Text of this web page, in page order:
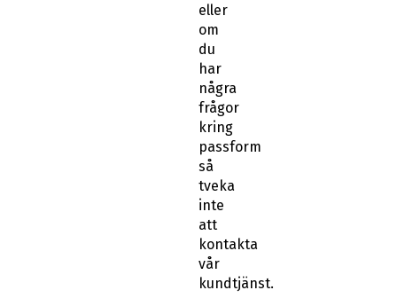
eller
om
du
har
några
frågor
kring
passform
så
tveka
inte
att
kontakta
vår
kundtjänst.